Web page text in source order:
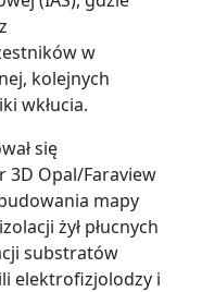
w
kolejnych
wkłucia.
się
Opal/Faraview
mapy
żył płucnych
substratów
elektrofizjolodzy i